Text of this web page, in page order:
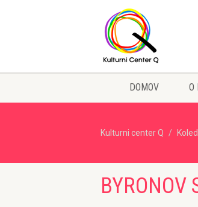
DOMOV O
Kulturni center Q
BYRONOV